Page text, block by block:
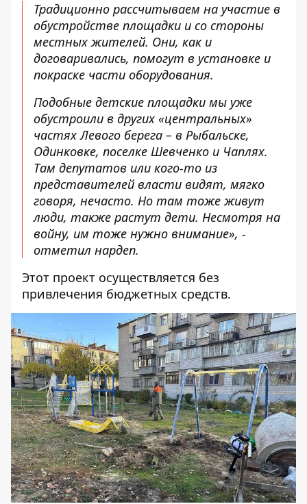
Традиционно рассчитываем на участие в
обустройстве площадки и со стороны
местных жителей. Они, как и
договаривались, помогут в установке и
покраске части оборудования.
Подобные детские площадки мы уже
обустроили в других «центральных»
частях Левого берега – в Рыбальске,
Одинковке, поселке Шевченко и Чаплях.
Там депутатов или кого-то из
представителей власти видят, мягко
говоря, нечасто. Но там тоже живут
люди, также растут дети. Несмотря на
войну, им тоже нужно внимание», -
отметил нардеп.
Этот проект осуществляется без
привлечения бюджетных средств.